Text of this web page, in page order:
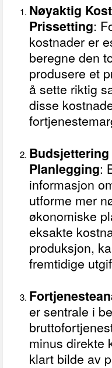
Nøyaktig
Prissetting:
kostnader er
beregne den
produsere et
å sette riktig
disse
Planlegging:
informasjon
utforme mer
økonomiske
eksakte
produksjon,
fremtidige
er sentrale i
minus direkte
klart bilde av